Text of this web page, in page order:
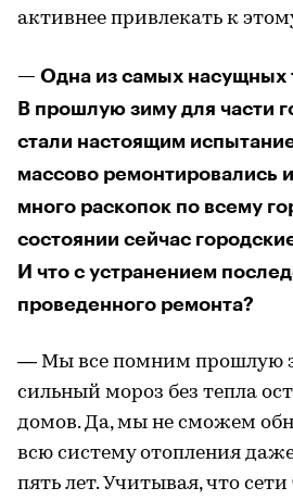
активнее привлекать к
— Одна из самых насущных
В прошлую зиму для части
стали настоящим
массово ремонтировались
много раскопок по всему
состоянии сейчас
И что с устранением
проведенного ремонта?
— Мы все помним прошлую
сильный мороз без тепла
домов. Да, мы не сможем
всю систему отопления
пять лет. Учитывая, что